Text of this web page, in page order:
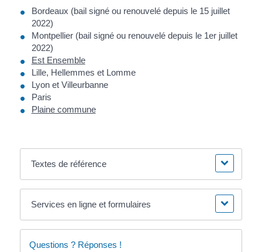
Bordeaux (bail signé ou renouvelé depuis le 15 juillet
2022)
Montpellier (bail signé ou renouvelé depuis le 1erjuillet
2022)
Est Ensemble
Lille, Hellemmes et Lomme
Lyon et Villeurbanne
Paris
Plaine commune
Textes de référence
Services en ligne et formulaires
Questions ? Réponses !